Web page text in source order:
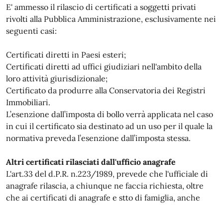
E' ammesso il rilascio di certificati a soggetti privati
rivolti alla Pubblica Amministrazione, esclusivamente nei
seguenti casi:
Certificati diretti in Paesi esteri;
Certificati diretti ad uffici giudiziari nell'ambito della
loro attività giurisdizionale;
Certificato da produrre alla Conservatoria dei Registri
Immobiliari.
L’esenzione dall’imposta di bollo verrà applicata nel caso
in cui il certificato sia destinato ad un uso per il quale la
normativa preveda l’esenzione dall’imposta stessa.
Altri certificati rilasciati dall'ufficio anagrafe
L'art.33 del d.P.R. n.223/1989, prevede che l'ufficiale di
anagrafe rilascia, a chiunque ne faccia richiesta, oltre
che ai certificati di anagrafe e stto di famiglia, anche